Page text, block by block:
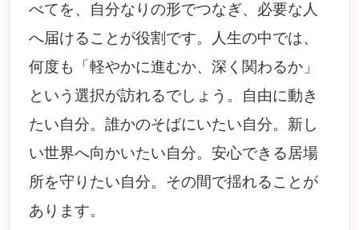
べてを、自分なりの形でつなぎ、必要な人
へ届けることが役割です。人生の中では、
何度も「軽やかに進むか、深く関わるか」
という選択が訪れるでしょう。自由に動き
たい自分。誰かのそばにいたい自分。新し
い世界へ向かいたい自分。安心できる居場
所を守りたい自分。その間で揺れることが
あります。